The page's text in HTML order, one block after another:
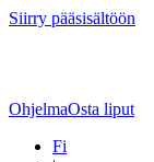
Siirry pääsisältöön
OhjelmaOsta liput
Fi